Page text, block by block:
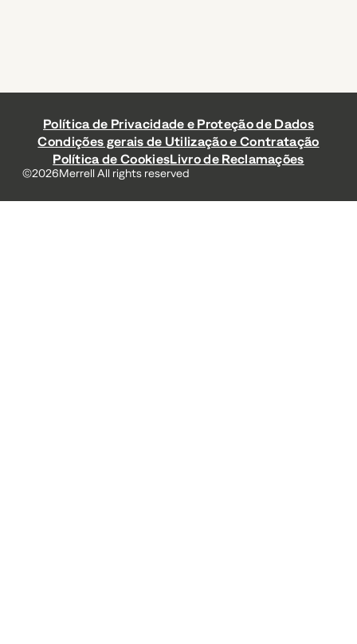
Política de Privacidade e Proteção de Dados
Condições gerais de Utilização e Contratação
Política de CookiesLivro de Reclamações
©2026Merrell All rights reserved